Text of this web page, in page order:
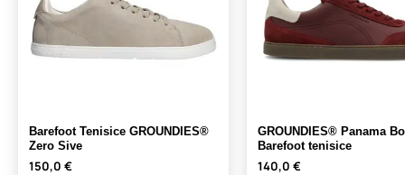
Barefoot Tenisice GROUNDIES®
Zero Sive
150,0 €
GROUNDIES® Panama
Barefoot tenisice
140,0 €